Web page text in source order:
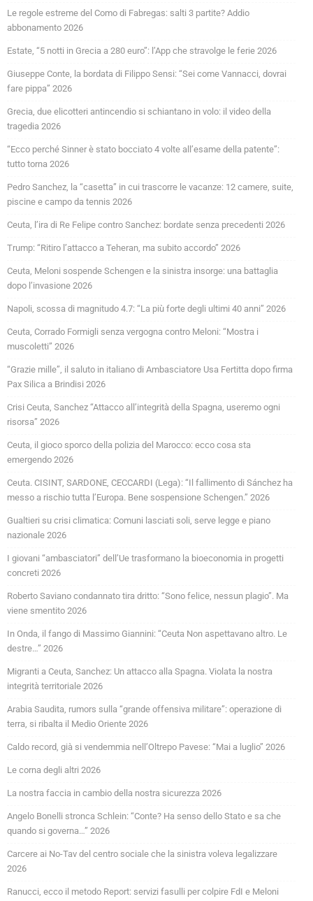
Le regole estreme del Como di Fabregas: salti 3 partite? Addio
abbonamento 2026
Estate, “5 notti in Grecia a 280 euro”: l’App che stravolge le ferie 2026
Giuseppe Conte, la bordata di Filippo Sensi: “Sei come Vannacci, dovrai
fare pippa” 2026
Grecia, due elicotteri antincendio si schiantano in volo: il video della
tragedia 2026
“Ecco perché Sinner è stato bocciato 4 volte all’esame della patente”:
tutto torna 2026
Pedro Sanchez, la “casetta” in cui trascorre le vacanze: 12 camere, suite,
piscine e campo da tennis 2026
Ceuta, l’ira di Re Felipe contro Sanchez: bordate senza precedenti 2026
Trump: “Ritiro l’attacco a Teheran, ma subito accordo” 2026
Ceuta, Meloni sospende Schengen e la sinistra insorge: una battaglia
dopo l’invasione 2026
Napoli, scossa di magnitudo 4.7: “La più forte degli ultimi 40 anni” 2026
Ceuta, Corrado Formigli senza vergogna contro Meloni: “Mostra i
muscoletti” 2026
“Grazie mille”, il saluto in italiano di Ambasciatore Usa Fertitta dopo firma
Pax Silica a Brindisi 2026
Crisi Ceuta, Sanchez “Attacco all’integrità della Spagna, useremo ogni
risorsa” 2026
Ceuta, il gioco sporco della polizia del Marocco: ecco cosa sta
emergendo 2026
Ceuta. CISINT, SARDONE, CECCARDI (Lega): “Il fallimento di Sánchez ha
messo a rischio tutta l’Europa. Bene sospensione Schengen.” 2026
Gualtieri su crisi climatica: Comuni lasciati soli, serve legge e piano
nazionale 2026
I giovani “ambasciatori” dell’Ue trasformano la bioeconomia in progetti
concreti 2026
Roberto Saviano condannato tira dritto: “Sono felice, nessun plagio”. Ma
viene smentito 2026
In Onda, il fango di Massimo Giannini: “Ceuta Non aspettavano altro. Le
destre…” 2026
Migranti a Ceuta, Sanchez: Un attacco alla Spagna. Violata la nostra
integrità territoriale 2026
Arabia Saudita, rumors sulla “grande offensiva militare”: operazione di
terra, si ribalta il Medio Oriente 2026
Caldo record, già si vendemmia nell’Oltrepo Pavese: “Mai a luglio” 2026
Le corna degli altri 2026
La nostra faccia in cambio della nostra sicurezza 2026
Angelo Bonelli stronca Schlein: “Conte? Ha senso dello Stato e sa che
quando si governa…” 2026
Carcere ai No-Tav del centro sociale che la sinistra voleva legalizzare
2026
Ranucci, ecco il metodo Report: servizi fasulli per colpire FdI e Meloni